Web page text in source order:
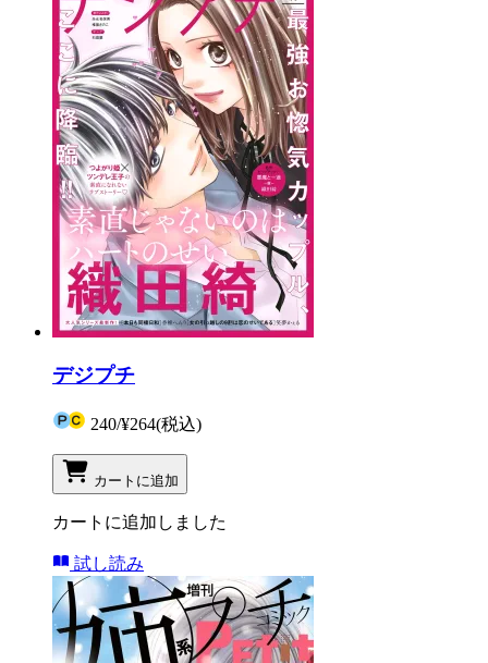
デジプチ
240/¥264(税込)
カートに追加
カートに追加しました
試し読み